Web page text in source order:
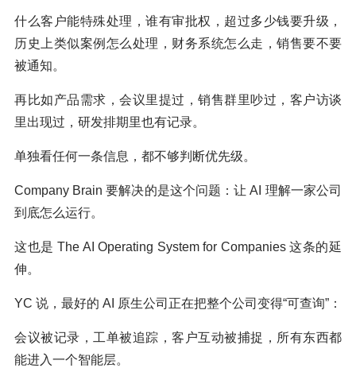
什么客户能特殊处理，谁有审批权，超过多少钱要升级，
历史上类似案例怎么处理，财务系统怎么走，销售要不要
被通知。
再比如产品需求，会议里提过，销售群里吵过，客户访谈
里出现过，研发排期里也有记录。
单独看任何一条信息，都不够判断优先级。
Company Brain 要解决的是这个问题：让 AI 理解一家公司
到底怎么运行。
这也是 The AI Operating System for Companies 这条的延
伸。
YC 说，最好的 AI 原生公司正在把整个公司变得“可查询”：
会议被记录，工单被追踪，客户互动被捕捉，所有东西都
能进入一个智能层。